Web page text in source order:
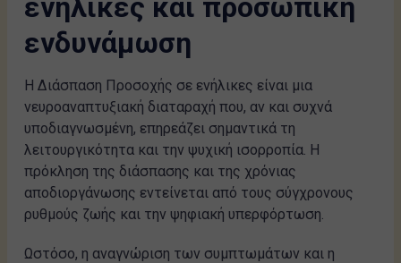
ενήλικες και προσωπική
ενδυνάμωση
Η Διάσπαση Προσοχής σε ενήλικες είναι μια
νευροαναπτυξιακή διαταραχή που, αν και συχνά
υποδιαγνωσμένη, επηρεάζει σημαντικά τη
λειτουργικότητα και την ψυχική ισορροπία. Η
πρόκληση της διάσπασης και της χρόνιας
αποδιοργάνωσης εντείνεται από τους σύγχρονους
ρυθμούς ζωής και την ψηφιακή υπερφόρτωση.
Ωστόσο, η αναγνώριση των συμπτωμάτων και η